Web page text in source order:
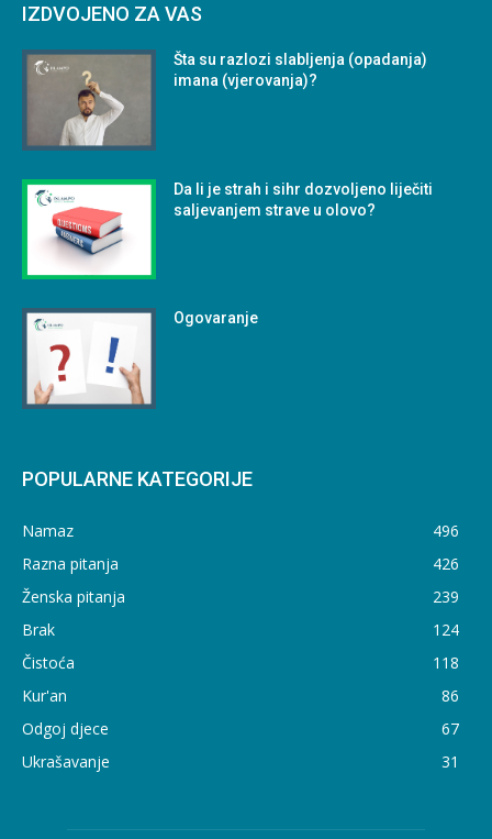
IZDVOJENO ZA VAS
Šta su razlozi slabljenja (opadanja)
imana (vjerovanja)?
Da li je strah i sihr dozvoljeno liječiti
saljevanjem strave u olovo?
Ogovaranje
POPULARNE KATEGORIJE
Namaz
496
Razna pitanja
426
Ženska pitanja
239
Brak
124
Čistoća
118
Kur'an
86
Odgoj djece
67
Ukrašavanje
31